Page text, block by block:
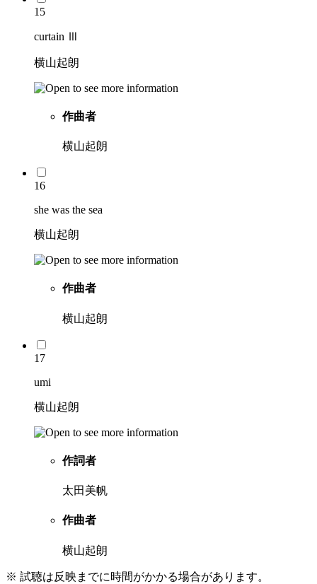
15
curtain Ⅲ
横山起朗
作曲者
横山起朗
16
she was the sea
横山起朗
作曲者
横山起朗
17
umi
横山起朗
作詞者
太田美帆
作曲者
横山起朗
※ 試聴は反映までに時間がかかる場合があります。